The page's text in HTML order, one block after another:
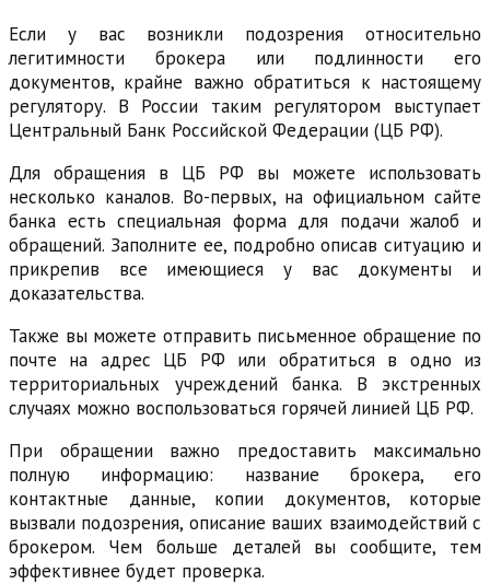
Если у вас возникли подозрения относительно
легитимности брокера или подлинности его
документов, крайне важно обратиться к настоящему
регулятору. В России таким регулятором выступает
Центральный Банк Российской Федерации (ЦБ РФ).
Для обращения в ЦБ РФ вы можете использовать
несколько каналов. Во-первых, на официальном сайте
банка есть специальная форма для подачи жалоб и
обращений. Заполните ее, подробно описав ситуацию и
прикрепив все имеющиеся у вас документы и
доказательства.
Также вы можете отправить письменное обращение по
почте на адрес ЦБ РФ или обратиться в одно из
территориальных учреждений банка. В экстренных
случаях можно воспользоваться горячей линией ЦБ РФ.
При обращении важно предоставить максимально
полную информацию: название брокера, его
контактные данные, копии документов, которые
вызвали подозрения, описание ваших взаимодействий с
брокером. Чем больше деталей вы сообщите, тем
эффективнее будет проверка.